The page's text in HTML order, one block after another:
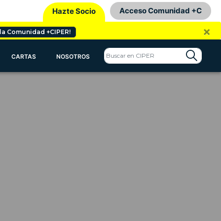
Hazte Socio Acceso Comunidad +C
la Comunidad +CIPER! ×
CARTAS NOSOTROS